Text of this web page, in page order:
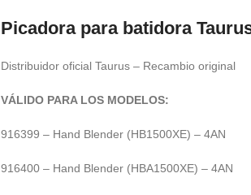
Picadora para batidora
Distribuidor oficial Taurus – Recambio original
VÁLIDO PARA LOS MODELOS:
916399 – Hand Blender (HB1500XE) – 4AN
916400 – Hand Blender (HBA1500XE) – 4AN